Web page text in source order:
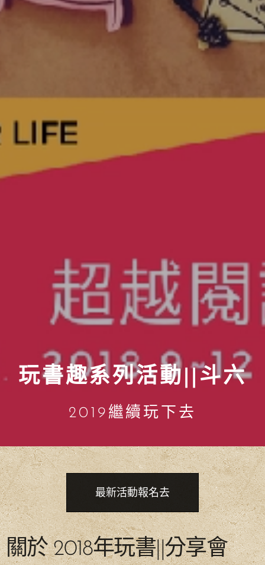
玩書趣系列活動||斗六
2019繼續玩下去
最新活動報名去
關於 2018年玩書||分享會